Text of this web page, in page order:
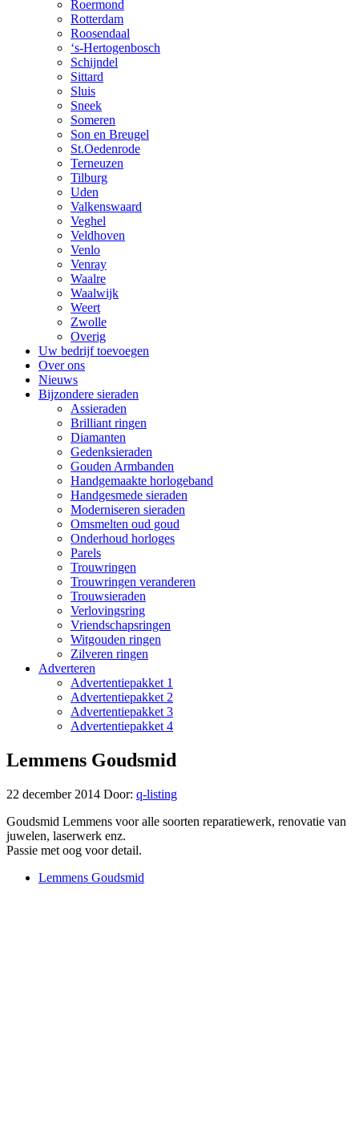
Roermond
Rotterdam
Roosendaal
‘s-Hertogenbosch
Schijndel
Sittard
Sluis
Sneek
Someren
Son en Breugel
St.Oedenrode
Terneuzen
Tilburg
Uden
Valkenswaard
Veghel
Veldhoven
Venlo
Venray
Waalre
Waalwijk
Weert
Zwolle
Overig
Uw bedrijf toevoegen
Over ons
Nieuws
Bijzondere sieraden
Assieraden
Brilliant ringen
Diamanten
Gedenksieraden
Gouden Armbanden
Handgemaakte horlogeband
Handgesmede sieraden
Moderniseren sieraden
Omsmelten oud goud
Onderhoud horloges
Parels
Trouwringen
Trouwringen veranderen
Trouwsieraden
Verlovingsring
Vriendschapsringen
Witgouden ringen
Zilveren ringen
Adverteren
Advertentiepakket 1
Advertentiepakket 2
Advertentiepakket 3
Advertentiepakket 4
Lemmens Goudsmid
22 december 2014 Door: q-listing
Goudsmid Lemmens voor alle soorten reparatiewerk, renovatie van
juwelen, laserwerk enz.
Passie met oog voor detail.
Lemmens Goudsmid